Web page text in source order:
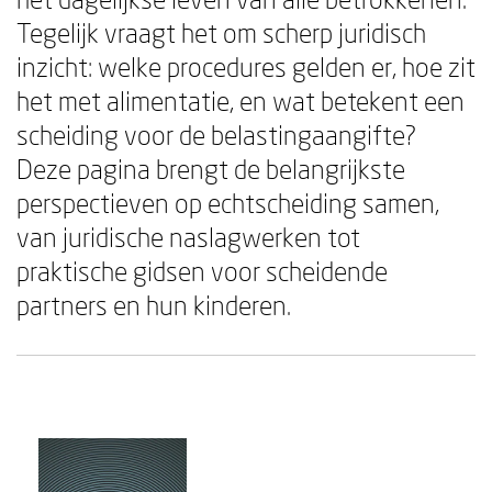
Tegelijk vraagt het om scherp juridisch
inzicht: welke procedures gelden er, hoe zit
het met alimentatie, en wat betekent een
scheiding voor de belastingaangifte?
Deze pagina brengt de belangrijkste
perspectieven op echtscheiding samen,
van juridische naslagwerken tot
praktische gidsen voor scheidende
partners en hun kinderen.